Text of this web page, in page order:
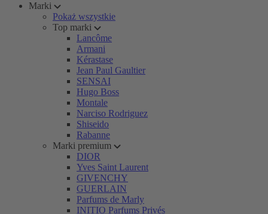
Marki
Pokaż wszystkie
Top marki
Lancôme
Armani
Kérastase
Jean Paul Gaultier
SENSAI
Hugo Boss
Montale
Narciso Rodriguez
Shiseido
Rabanne
Marki premium
DIOR
Yves Saint Laurent
GIVENCHY
GUERLAIN
Parfums de Marly
INITIO Parfums Privés